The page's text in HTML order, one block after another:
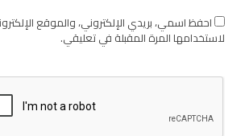
احفظ اسمي، بريدي الإلكتروني، والموقع
لاستخدامها المرة المقبلة في تعليقي.